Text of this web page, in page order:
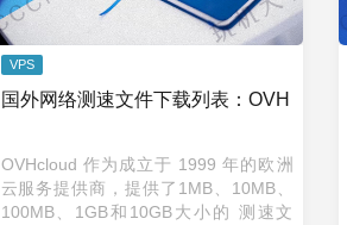
VPS
国外网络测速文件下载列表：OVH
OVHcloud 作为成立于 1999 年的欧洲
云服务提供商，提供了1MB、10MB、
100MB、1GB和10GB大小的 测速文